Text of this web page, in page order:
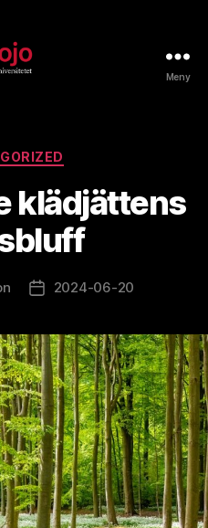
Meny
Kategorier
klädjättens
Inläggsdatum
2024-06-20